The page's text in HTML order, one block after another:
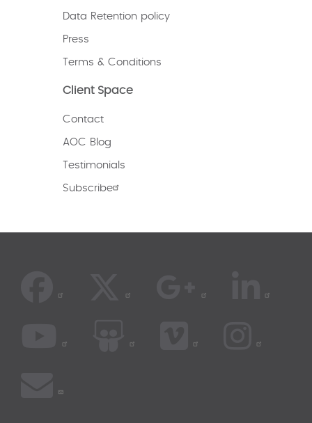
Data Retention policy
Press
Terms & Conditions
Client Space
Contact
AOC Blog
Testimonials
Subscribe